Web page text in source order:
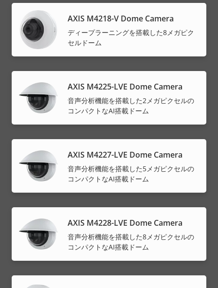
AXIS M4218-V Dome Camera
ディープラーニングを搭載した8メガピク
セルドーム
AXIS M4225-LVE Dome Camera
音声分析機能を搭載した2メガピクセルの
コンパクトなAI搭載ドーム
AXIS M4227-LVE Dome Camera
音声分析機能を搭載した5メガピクセルの
コンパクトなAI搭載ドーム
AXIS M4228-LVE Dome Camera
音声分析機能を搭載した8メガピクセルの
コンパクトなAI搭載ドーム